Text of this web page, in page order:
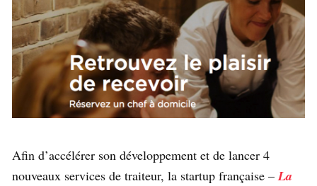
Afin d’accélérer son développement et de lancer 4
nouveaux services de traiteur, la startup française – La